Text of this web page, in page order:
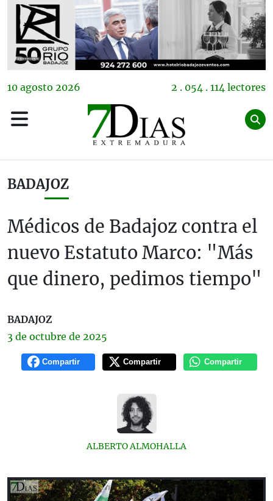
10 agosto 2026 2 . 054 . 114 lectores
BADAJOZ
Médicos de Badajoz contra el
nuevo Estatuto Marco: "Más
que dinero, pedimos tiempo"
BADAJOZ
3 de octubre de 2025
Compartir Compartir Compartir
ALBERTO ALMOHALLA